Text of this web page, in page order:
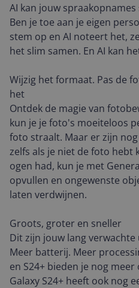
AI kan jouw
Ben je toe aan je eigen
stem op en AI noteert het,
het slim samen. En AI kan
Wijzig het formaat. Pas de
het
Ontdek de magie van
kun je je foto's moeiteloos
foto straalt. Maar er zijn
zelfs als je niet de foto hebt
ogen had, kun je met
opvullen en ongewenste
laten verdwijnen.
Groots, groter en sneller
Dit zijn jouw lang
Meer batterij. Meer
en S24+ bieden je nog
Galaxy S24+ heeft ook nog